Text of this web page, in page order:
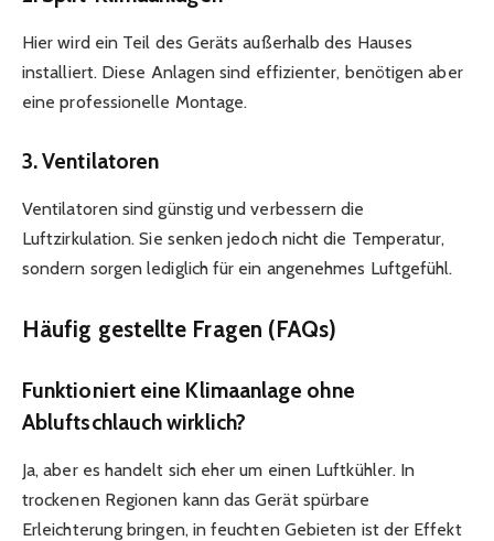
Hier wird ein Teil des Geräts außerhalb des Hauses
installiert. Diese Anlagen sind effizienter, benötigen aber
eine professionelle Montage.
3.Ventilatoren
Ventilatoren sind günstig und verbessern die
Luftzirkulation. Sie senken jedoch nicht die Temperatur,
sondern sorgen lediglich für ein angenehmes Luftgefühl.
Häufig gestellte Fragen (FAQs)
Funktioniert eine Klimaanlage ohne
Abluftschlauch wirklich?
Ja, aber es handelt sich eher um einen Luftkühler. In
trockenen Regionen kann das Gerät spürbare
Erleichterung bringen, in feuchten Gebieten ist der Effekt